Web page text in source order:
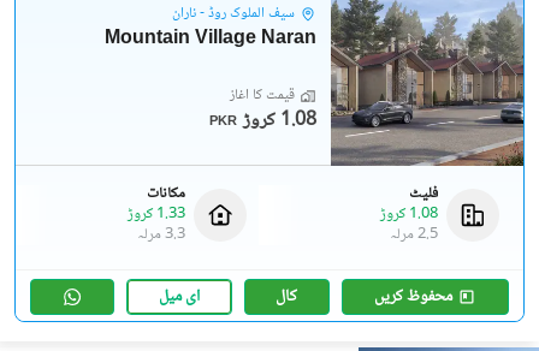
سیف الملوک روڈ - ناران
Mountain Village Naran
قیمت کا آغاز
PKR 1.08 کروڑ
فلیٹ
1.08 کروڑ
2.5 مرلہ
مکانات
1.33 کروڑ
3.3 مرلہ
محفوظ کریں کال ای میل